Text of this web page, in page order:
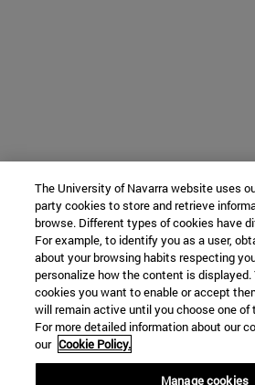
The University of Navarra website uses
party cookies to store and retrieve
browse. Different types of cookies have
For example, to identify you as a user,
about your browsing habits respecting
personalize how the content is
cookies you want to enable or accept
will remain active until you choose one
For more detailed information about our
our Cookie Policy.
Manage cookies